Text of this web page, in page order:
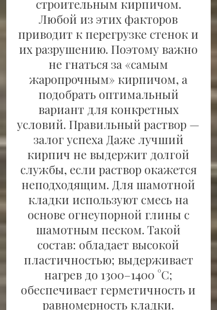
строительным кирпичом.
Любой из этих факторов
приводит к перегрузке стенок и
их разрушению. Поэтому важно
не гнаться за «самым
жаропрочным» кирпичом, а
подобрать оптимальный
вариант для конкретных
условий. Правильный раствор —
залог успеха Даже лучший
кирпич не выдержит долгой
службы, если раствор окажется
неподходящим. Для шамотной
кладки используют смесь на
основе огнеупорной глины с
шамотным песком. Такой
состав: обладает высокой
пластичностью; выдерживает
нагрев до 1300–1400 °C;
обеспечивает герметичность и
равномерность кладки.